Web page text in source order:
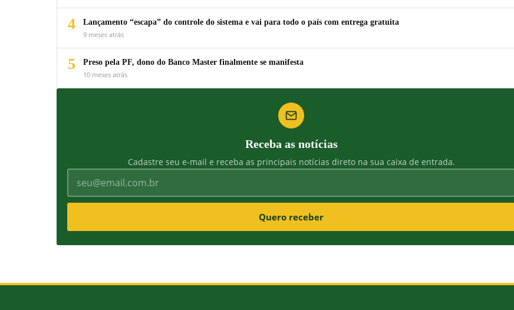
4
Lançamento “escapa” do controle do sistema e vai para todo o país com entrega gratuita
9 meses atrás
5
Preso pela PF, dono do Banco Master finalmente se manifesta
10 meses atrás
Receba as notícias
Cadastre seu e-mail e receba as principais notícias direto na sua caixa de entrada.
Quero receber